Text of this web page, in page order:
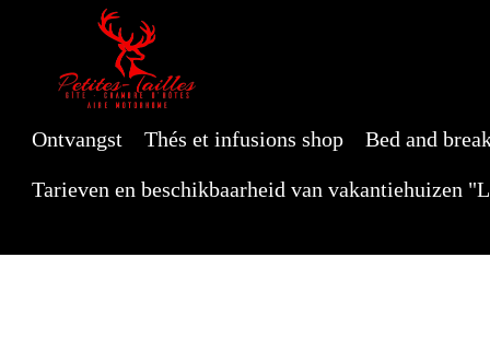
Ontvangst Thés et infusions shop Bed and
Tarieven en beschikbaarheid van vakantiehuizen